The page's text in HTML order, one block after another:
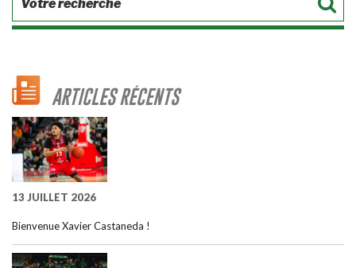
ARTICLES RÉCENTS
13 JUILLET 2026
Bienvenue Xavier Castaneda !